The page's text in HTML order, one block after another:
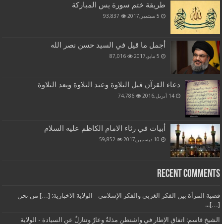
طريقة ختم سورة يس المباركة
5 سبتمبر,2017 93,837
أجمل ما قيل في السيد حسن نصر الله
5 مايو,2017 87,016
دعاء القرآن قبل التلاوة وعند التلاوة وبعد التلاوة
14 أبريل,2016 74,786
أبيات في رثاء الامام الكاظم عليه السلام
10 ديسمبر,2017 59,852
Recent Comments
قضية المرأة بين الفكر الغربي والفكر الإسلامي - الولاية الاخبارية: […] من نحن
[…]...
الشيخ قاسم: اتفاق الإطار في واشنطن مذلةٌ وعارٌ وتنازلٌ عن السيادة - الولاية